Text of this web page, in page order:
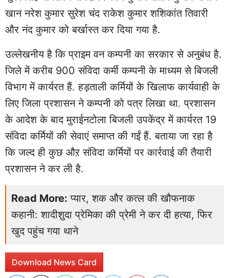
खान नरेश कुमार सुरेश चंद राकेश कुमार शशिकांत तिवारी
और नंद कुमार को बर्खास्त कर दिया गया है.
उल्लेखनीय है कि प्राइम वन कम्पनी का सरकार से अनुबंध है.
जिले में करीब 900 संविदा कर्मी कम्पनी के माध्यम से बिजली
विभाग में कार्यरत हैं. हड़ताली कर्मियों के खिलाफ कार्यवाही के
लिए जिला प्रशासन ने कम्पनी को पत्र लिखा था. प्रशासन
के आदेश के बाद मुराईनटोला बिजली उपकेंद्र में कार्यरत 19
संविदा कर्मियों की सेवाएं समाप्त की गईं हैं. बताया जा रहा है
कि जल्द ही कुछ औऱ संविदा कर्मियों पर कार्रवाई की तैयारी
प्रशासन ने कर ली है.
Read More: प्यार, शक और कत्ल की खौफनाक
कहानी: शादीशुदा प्रेमिका की प्रेमी ने कर दी हत्या, फिर
खुद पहुंच गया थाने
Download News Card